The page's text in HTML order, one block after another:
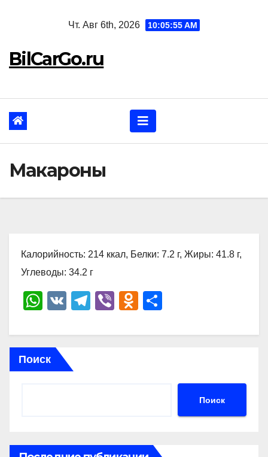
Чт. Авг 6th, 2026 10:05:56 AM
BilCarGo.ru
Макароны
Калорийность: 214 ккал, Белки: 7.2 г, Жиры: 41.8 г,
Углеводы: 34.2 г
W
at
s
A
V
T
e
Vi
er
O
n
р
ть
Поиск
Поиск